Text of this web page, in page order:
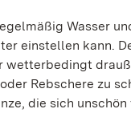
Wasser
einstellen kann.
Rebschere zu
die sich